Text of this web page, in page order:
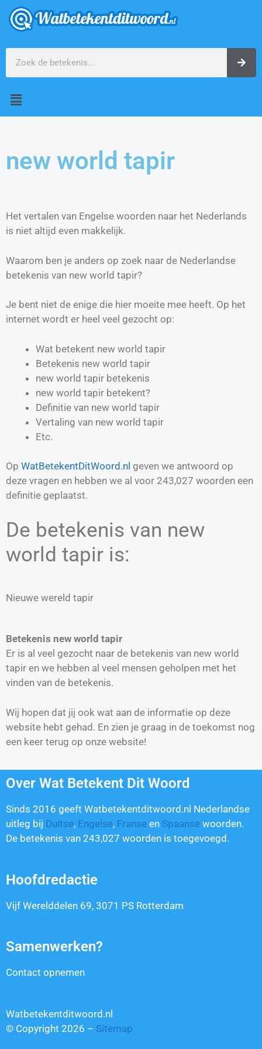
new world tapir
Het vertalen van Engelse woorden naar het Nederlands
is niet altijd even makkelijk.
Waarom ben je anders op zoek naar de Nederlandse
betekenis van new world tapir?
Je bent niet de enige die hier moeite mee heeft. Op het
internet wordt er heel veel gezocht op:
Wat betekent new world tapir
Betekenis new world tapir
new world tapir betekenis
new world tapir betekent?
Definitie van new world tapir
Vertaling van new world tapir
Etc.
Op WatBetekentDitWoord.nl geven we antwoord op
deze vragen en hebben we al voor 243,027 woorden een
definitie geplaatst.
De betekenis van new
world tapir is:
Nieuwe wereld tapir
Betekenis new world tapir
Er is al veel gezocht naar de betekenis van new world
tapir en we hebben al veel mensen geholpen met het
vinden van de betekenis.
Wij hopen dat jij ook wat aan de informatie op deze
website hebt gehad. En zien je graag in de toekomst nog
een keer terug op onze website!
Over Wat Betekent Dit Woord
Sinds 2016 geeft Watbetekentditwoord.nl Nederlandse
uitleg bij Duitse, Engelse, Franse en Spaanse woorden.
De betekenis van 243,027 woorden is toegevoegd.
Hoofdredactie
Vijf Werelddelen 69, 3071 PS Rotterdam
Samenwerken?
Contact opnemen
Watbetekentditwoord.nl
© Copyright 2026 – Sitemap